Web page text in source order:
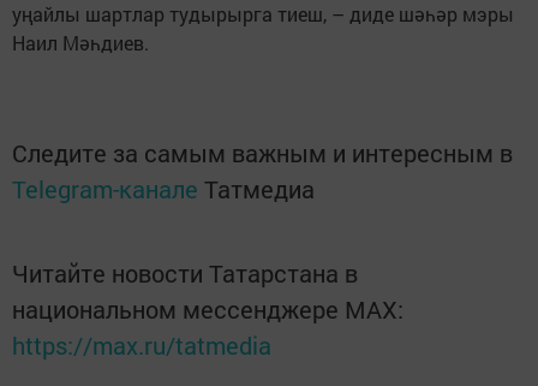
уңайлы шартлар тудырырга тиеш, – диде шәһәр мэры
Наил Мәһдиев.
Следите за самым важным и интересным в
Telegram-канале Татмедиа
Читайте новости Татарстана в
национальном мессенджере MАХ:
https://max.ru/tatmedia